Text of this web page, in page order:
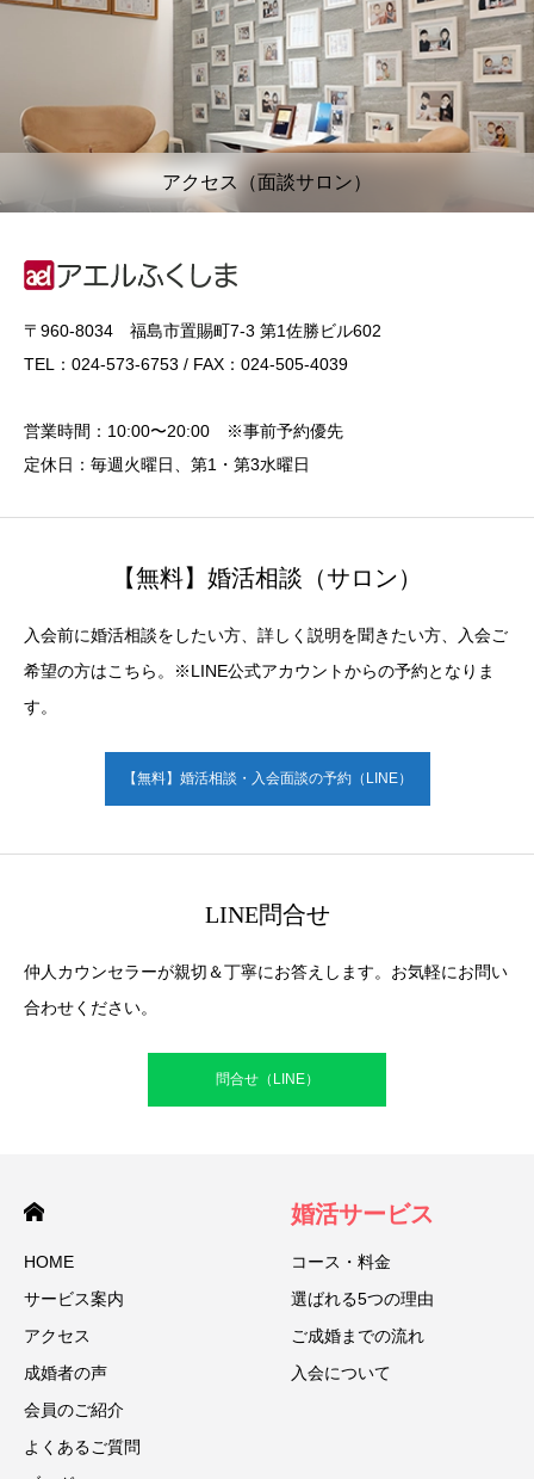
アクセス（面談サロン）
〒960-8034 福島市置賜町7-3 第1佐勝ビル602
TEL：024-573-6753 / FAX：024-505-4039
営業時間：10:00〜20:00 ※事前予約優先
定休日：毎週火曜日、第1・第3水曜日
【無料】婚活相談（サロン）
入会前に婚活相談をしたい方、詳しく説明を聞きたい方、入会ご
希望の方はこちら。※LINE公式アカウントからの予約となりま
す。
【無料】婚活相談・入会面談の予約（LINE）
LINE問合せ
仲人カウンセラーが親切＆丁寧にお答えします。お気軽にお問い
合わせください。
問合せ（LINE）
HOME
サービス案内
アクセス
成婚者の声
会員のご紹介
よくあるご質問
婚活サービス
コース・料金
選ばれる5つの理由
ご成婚までの流れ
入会について